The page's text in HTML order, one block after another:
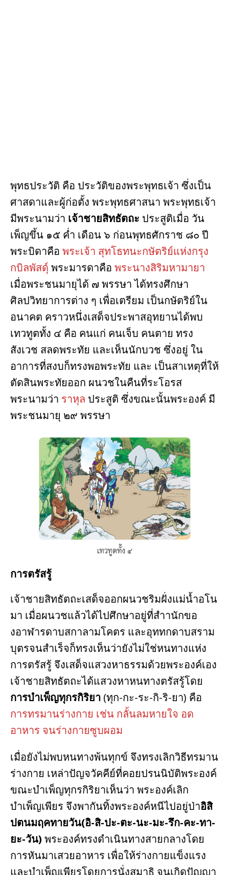
พุทธประวัติ คือ ประวัติของพระพุทธเจ้า ซึ่งเป็น
ศาสดาและผู้ก่อตั้ง พระพุทธศาสนา พระพุทธเจ้า
มีพระนามว่า เจ้าชายสิทธัตถะ ประสูติเมื่อ วัน
เพ็ญขึ้น ๑๕ ค่ำ เดือน ๖ ก่อนพุทธศักราช ๘๐ ปี
พระบิดาคือ พระเจ้า สุทโธทนะกษัตริย์แห่งกรุง
กบิลพัสดุ์ พระมารดาคือ พระนางสิริมหามายา
เมื่อพระชนมายุได้ ๗ พรรษา ได้ทรงศึกษา
ศิลปวิทยาการต่าง ๆ เพื่อเตรียม เป็นกษัตริย์ใน
อนาคต คราวหนึ่งเสด็จประพาสอุทยานได้พบ
เทวทูตทั้ง ๔ คือ คนแก่ คนเจ็บ คนตาย ทรง
สังเวช สลดพระทัย และเห็นนักบวช ซึ่งอยู่ ใน
อาการที่สงบก็ทรงพอพระทัย และ เป็นสาเหตุที่ให้
ตัดสินพระทัยออก ผนวชในคืนที่ระโอรส
พระนามว่า ราหุล ประสูติ ซึ่งขณะนั้นพระองค์ มี
พระชนมายุ ๒๙ พรรษา
การตรัสรู้
เจ้าชายสิทธัตถะเสด็จออกผนวชริมฝั่งแม่น้ำอโน
มา เมื่อผนวชแล้วได้ไปศึกษาอยู่ที่สำานักขอ
งอาฬารดาบสกาลามโคตร และอุททกดาบสราม
บุตรจนสำเร็จก็ทรงเห็นว่ายังไม่ใช่หนทางแห่ง
การตรัสรู้ จึงเสด็จแสวงหาธรรมด้วยพระองค์เอง
เจ้าชายสิทธัตถะได้แสวงหาหนทางตรัสรู้โดย
การบำเพ็ญทุกรกิริยา (ทุก-กะ-ระ-กิ-ริ-ยา) คือ
การทรมานร่างกาย เช่น กลั้นลมหายใจ อด
อาหาร จนร่างกายซูบผอม
เมื่อยังไม่พบหนทางพ้นทุกข์ จึงทรงเลิกวิธีทรมาน
ร่างกาย เหล่าปัญจวัคคีย์ที่คอยปรนนิบัติพระองค์
ขณะบำเพ็ญทุกรกิริยาเห็นว่า พระองค์เลิก
บำเพ็ญเพียร จึงพากันทิ้งพระองค์หนีไปอยู่ป่าอิสิ
ปตนมฤคทายวัน(อิ-สิ-ปะ-ตะ-นะ-มะ-รึก-คะ-ทา-
ยะ-วัน) พระองค์ทรงดำเนินทางสายกลางโดย
การหันมาเสวยอาหาร เพื่อให้ร่างกายแข็งแรง
และบำเพ็ญเพียรโดยการนั่งสมาธิ จนเกิดปัญญา